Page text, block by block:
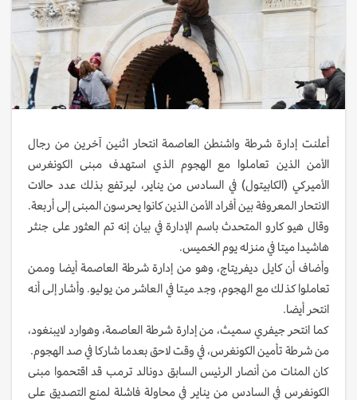
أعلنت إدارة شرطة واشنطن العاصمة انتحار اثنين آخرين من رجال
الأمن الذين تعاملوا مع الهجوم الذي استهدف مبنى الكونغرس
الأميركي (الكابيتول) في السادس من يناير، ليرتفع بذلك عدد حالات
الانتحار المعروفة بين أفراد الأمن الذين كانوا يحرسون المبنى إلى أربعة.
وقال هيو كارو المتحدث باسم الإدارة في بيان إنه تم العثور على جنثر
هاشيدا ميتا في منزله يوم الخميس.
وأضاف أن كايل ديفريتاج، وهو من إدارة شرطة العاصمة أيضا وممن
تعاملوا كذلك مع الهجوم، وجد ميتا في العاشر من يوليو. وأشار إلى أنه
انتحر أيضا.
كما انتحر جيفري سميث، من إدارة شرطة العاصمة، وهوارد لايبنغود،
من شرطة تأمين الكونغرس، في وقت لاحق بعدما شاركا في صد الهجوم.
كان المئات من أنصار الرئيس السابق دونالد ترمب قد اقتحموا مبنى
الكونغرس في السادس من يناير في محاولة فاشلة لمنع التصديق على